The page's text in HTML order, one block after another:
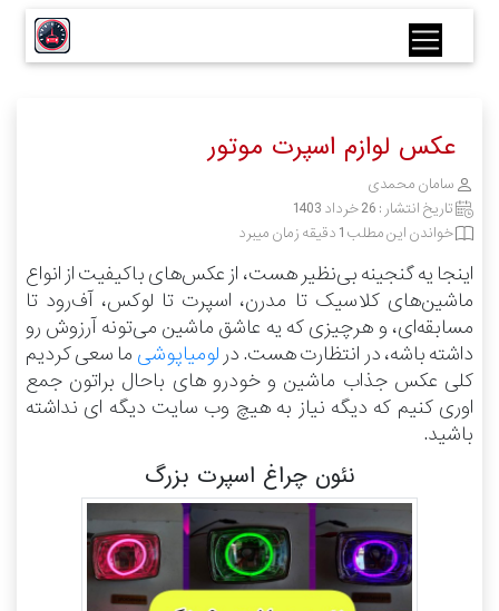
عکس لوازم اسپرت موتور
سامان محمدی
تاریخ انتشار : 26 خرداد 1403
خواندن این مطلب 1 دقیقه زمان میبرد
اینجا یه گنجینه بی‌نظیر هست، از عکس‌های باکیفیت از انواع
ماشین‌های کلاسیک تا مدرن، اسپرت تا لوکس، آف‌رود تا
مسابقه‌ای، و هرچیزی که یه عاشق ماشین می‌تونه آرزوش رو
داشته باشه، در انتظارت هست.در لومیاپوشی ما سعی کردیم
کلی عکس جذاب ماشین و خودرو های باحال براتون جمع
اوری کنیم که دیگه نیاز به هیچ وب سایت دیگه ای نداشته
باشید.
نئون چراغ اسپرت بزرگ